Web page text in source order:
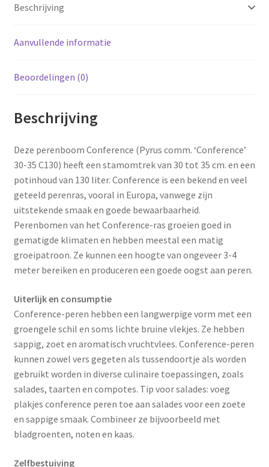
Beschrijving
Aanvullende informatie
Beoordelingen (0)
Beschrijving
Deze perenboom Conference (Pyrus comm. ‘Conference’
30-35 C130) heeft een stamomtrek van 30 tot 35 cm. en een
potinhoud van 130 liter. Conference is een bekend en veel
geteeld perenras, vooral in Europa, vanwege zijn
uitstekende smaak en goede bewaarbaarheid.
Perenbomen van het Conference-ras groeien goed in
gematigde klimaten en hebben meestal een matig
groeipatroon. Ze kunnen een hoogte van ongeveer 3-4
meter bereiken en produceren een goede oogst aan peren.
Uiterlijk en consumptie
Conference-peren hebben een langwerpige vorm met een
groengele schil en soms lichte bruine vlekjes. Ze hebben
sappig, zoet en aromatisch vruchtvlees. Conference-peren
kunnen zowel vers gegeten als tussendoortje als worden
gebruikt worden in diverse culinaire toepassingen, zoals
salades, taarten en compotes. Tip voor salades: voeg
plakjes conference peren toe aan salades voor een zoete
en sappige smaak. Combineer ze bijvoorbeeld met
bladgroenten, noten en kaas.
Zelfbestuiving